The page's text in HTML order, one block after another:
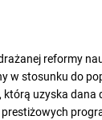
reformy
w stosunku do
uzyska dana